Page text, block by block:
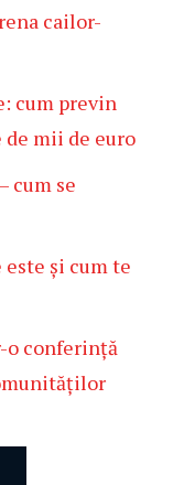
cailor-
cum previn
mii de euro
cum se
și cum te
o conferință